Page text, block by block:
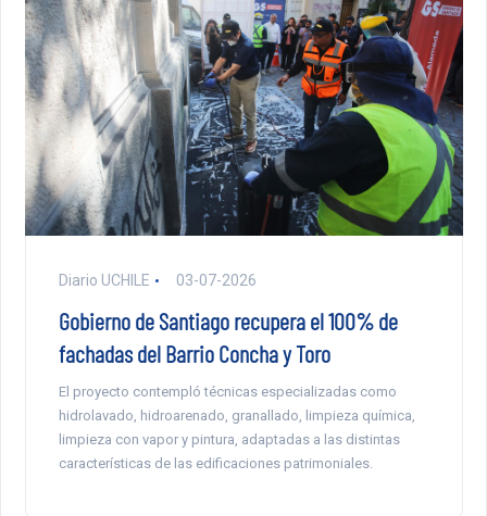
Diario UCHILE 03-07-2026
Gobierno de Santiago recupera el 100% de
fachadas del Barrio Concha y Toro
El proyecto contempló técnicas especializadas como
hidrolavado, hidroarenado, granallado, limpieza química,
limpieza con vapor y pintura, adaptadas a las distintas
características de las edificaciones patrimoniales.